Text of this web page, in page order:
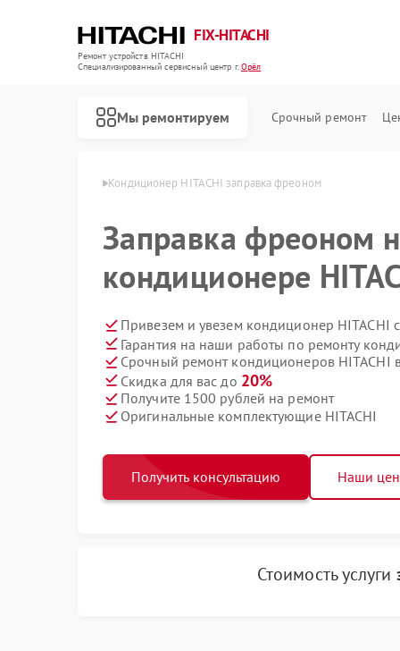
FIX-HITACHI
Ремонт устройств HITACHI
Специализированный cервисный центр г.Орёл
Мы ремонтируем Срочный ремонт
HITACHI в Орле Кондиционер HITACHI заправка фреоном
Заправка фреоном
кондиционере
Привезем и увезем кондиционер HITACHI
Гарантия на наши работы по ремонту
Срочный ремонт кондиционеров HITACHI
Скидка для вас до 20%
Получите 1500 рублей на ремонт
Оригинальные комплектующие HITACHI
Получить консультацию Наши
Стоимость услуги